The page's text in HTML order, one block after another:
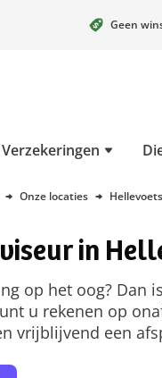
Geen
Verzekeringen
Onze locaties
in
op het oog? Dan
u rekenen op
vrijblijvend een